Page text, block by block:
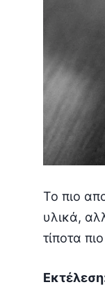
Το πιο
υλικά,
τίποτα